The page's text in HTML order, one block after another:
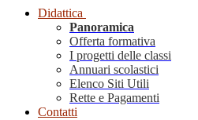
Didattica
Panoramica
Offerta formativa
I progetti delle classi
Annuari scolastici
Elenco Siti Utili
Rette e Pagamenti
Contatti